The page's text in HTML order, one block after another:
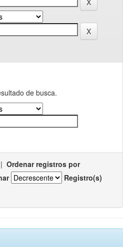
de busca.
| Ordenar registros por
Registro(s)